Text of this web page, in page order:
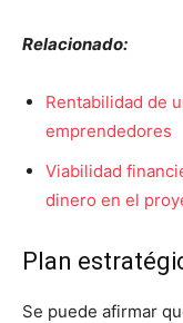
Relacionado:
Rentabilidad de
emprendedores
Viabilidad
dinero en el
Plan
Se puede afirmar